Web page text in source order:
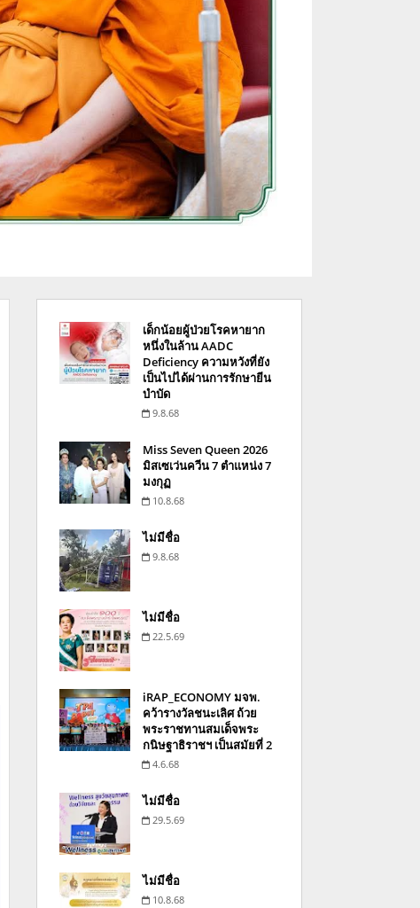
เด็กน้อยผู้ป่วยโรคหายาก
หนึ่งในล้าน AADC
Deficiency ความหวังที่ยัง
เป็นไปได้ผ่านการรักษายีน
บำบัด
9.8.68
Miss Seven Queen 2026
มิสเซเว่นควีน 7 ตำแหน่ง 7
มงกุฏ
10.8.68
ไม่มีชื่อ
9.8.68
ไม่มีชื่อ
22.5.69
iRAP_ECONOMY มจพ.
คว้ารางวัลชนะเลิศ ถ้วย
พระราชทานสมเด็จพระ
กนิษฐาธิราชฯ เป็นสมัยที่ 2
4.6.68
ไม่มีชื่อ
29.5.69
ไม่มีชื่อ
10.8.68